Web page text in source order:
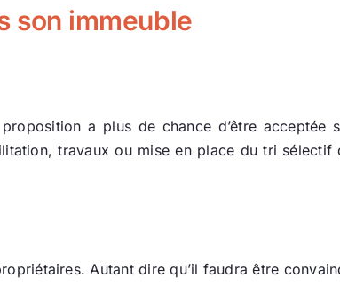
son immeuble
a plus de chance d’être acceptée
travaux ou mise en place du tri sélectif
Autant dire qu’il faudra être